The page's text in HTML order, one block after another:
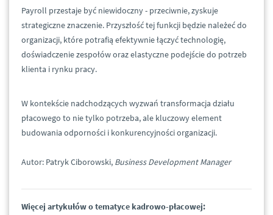
Payroll przestaje być niewidoczny - przeciwnie, zyskuje
strategiczne znaczenie. Przyszłość tej funkcji będzie należeć do
organizacji, które potrafią efektywnie łączyć technologię,
doświadczenie zespołów oraz elastyczne podejście do potrzeb
klienta i rynku pracy.
W kontekście nadchodzących wyzwań transformacja działu
płacowego to nie tylko potrzeba, ale kluczowy element
budowania odporności i konkurencyjności organizacji.
Autor: Patryk Ciborowski, Business Development Manager
Więcej artykułów o tematyce kadrowo-płacowej: